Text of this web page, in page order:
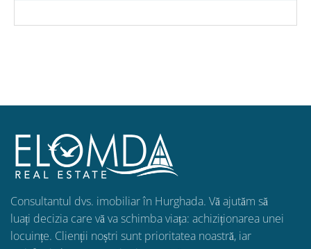
Consultantul dvs. imobiliar în Hurghada. Vă ajutăm să
luați decizia care vă va schimba viața: achiziționarea unei
locuințe. Clienții noștri sunt prioritatea noastră, iar